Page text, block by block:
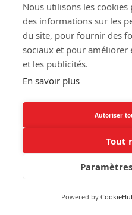
Horaires juillet août ici
et sur rendez-vous
ACCES RAPIDE
INFORMATIONS
©Copyright 2017 - Mairie de
Nous utilisons les
des informations sur les
du site, pour fournir des
sociaux et pour améliorer
et les publicités.
En savoir plus
Autoriser
Tout
Powered by